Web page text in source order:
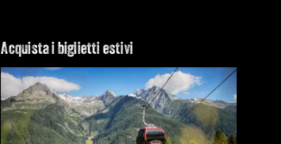
Acquista i biglietti estivi